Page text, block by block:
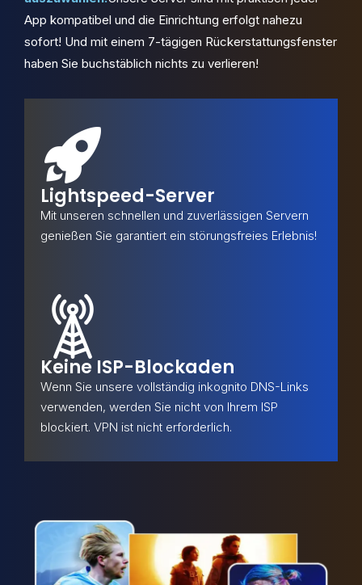
App kompatibel und die Einrichtung erfolgt nahezu
sofort! Und mit einem 7-tägigen Rückerstattungsfenster
haben Sie buchstäblich nichts zu verlieren!
Lightspeed-Server
Mit unseren schnellen und zuverlässigen Servern
genießen Sie garantiert ein störungsfreies Erlebnis!
Keine ISP-Blockaden
Wenn Sie unsere vollständig inkognito DNS-Links
verwenden, werden Sie nicht von Ihrem ISP
blockiert. VPN ist nicht erforderlich.